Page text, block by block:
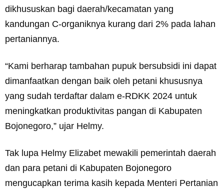
dikhususkan bagi daerah/kecamatan yang
kandungan C-organiknya kurang dari 2% pada lahan
pertaniannya.
“Kami berharap tambahan pupuk bersubsidi ini dapat
dimanfaatkan dengan baik oleh petani khususnya
yang sudah terdaftar dalam e-RDKK 2024 untuk
meningkatkan produktivitas pangan di Kabupaten
Bojonegoro,” ujar Helmy.
Tak lupa Helmy Elizabet mewakili pemerintah daerah
dan para petani di Kabupaten Bojonegoro
mengucapkan terima kasih kepada Menteri Pertanian